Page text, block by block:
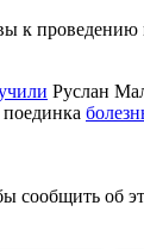
Руслан
сообщить об